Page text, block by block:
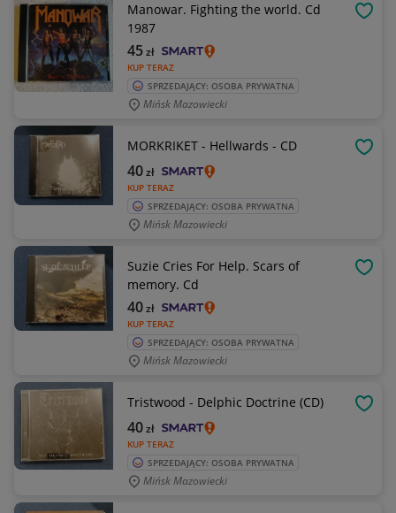
Manowar. Fighting the world. Cd
1987
KUP TERAZ
45zł
SPRZEDAJĄCY: OSOBA PRYWATNA
Mińsk Mazowiecki
MORKRIKET - Hellwards - CD
KUP TERAZ
40zł
SPRZEDAJĄCY: OSOBA PRYWATNA
Mińsk Mazowiecki
Suzie Cries For Help. Scars of
memory. Cd
KUP TERAZ
40zł
SPRZEDAJĄCY: OSOBA PRYWATNA
Mińsk Mazowiecki
Tristwood - Delphic Doctrine (CD)
KUP TERAZ
40zł
SPRZEDAJĄCY: OSOBA PRYWATNA
Mińsk Mazowiecki